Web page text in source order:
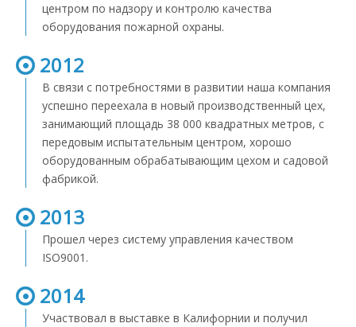
центром по надзору и контролю качества
оборудования пожарной охраны.
2012
В связи с потребностями в развитии наша компания
успешно переехала в новый производственный цех,
занимающий площадь 38 000 квадратных метров, с
передовым испытательным центром, хорошо
оборудованным обрабатывающим цехом и садовой
фабрикой.
2013
Прошел через систему управления качеством
ISO9001.
2014
Участвовал в выставке в Калифорнии и получил